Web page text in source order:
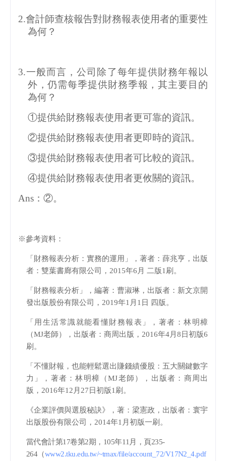
2.會計師查核報告對財務報表使用者的重要性
為何？
3.一般而言，公司除了每年提供財務年報以
外，仍需每季提供財務季報，其主要目的
為何？
①提供給財務報表使用者更可靠的資訊。
②提供給財務報表使用者更即時的資訊。
③提供給財務報表使用者可比較的資訊。
④提供給財務報表使用者更攸關的資訊。
Ans ：②。
※參考資料：
「財務報表分析：實務的運用」，著者：薛兆亨，出版
者：雙葉書廊有限公司， 2015年6 月 二版1 刷。
「財務報表分析」，編著：曹淑琳，出版者：新文京開
發出版股份有限公司， 2019年1 月 1 日 四版。
「用生活常識就能看懂財務報表」，著者：林明樟
（MJ老師），出版者：商周出版， 2016年4月 8 日初版6
刷。
「不懂財報，也能輕鬆選出賺錢績優股：五大關鍵數字
力」，著者：林明樟（MJ老師），出版者：商周出
版， 2016年12 月 27 日初版1 刷。
《企業評價與選股秘訣》，著：梁憲政，出版者：寰宇
出版股份有限公司， 2014年1 月初版一刷。
當代會計第17卷第2期， 105年11 月，頁235-
264（www2.tku.edu.tw/~tmax/file/account_72/V17N2_4.pdf